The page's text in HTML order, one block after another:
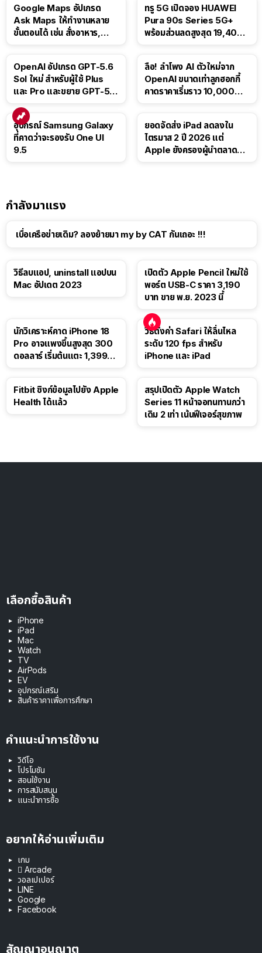
Google Maps อัปเกรด
Ask Maps ให้ทำงานหลาย
ขั้นตอนได้ เช่น สั่งอาหาร,
ทรู 5G เปิดจอง HUAWEI
Pura 90s Series 5G+
พร้อมส่วนลดสูงสุด 19,400
OpenAI อัปเกรด GPT-5.6
Sol ใหม่ สำหรับผู้ใช้ Plus
และ Pro และขยาย GPT-5.6
ลือ! ลำโพง AI ตัวใหม่จาก
OpenAI ขนาดเท่าลูกฮอกกี้
คาดราคาเริ่มราว 10,000
อุปกรณ์ Samsung Galaxy
ที่คาดว่าจะรองรับ One UI
9.5
ยอดจัดส่ง iPad ลดลงใน
ไตรมาส 2 ปี 2026 แต่
Apple ยังครองผู้นำตลาด
กำลังมาแรง
เบื่อเครือข่ายเดิม? ลองย้ายมา my by CAT กันเถอะ !!!
วิธีลบแอป, uninstall แอปบน
Mac อัปเดต 2023
เปิดตัว Apple Pencil ใหม่ใช้
พอร์ต USB-C ราคา 3,190
บาท ขาย พ.ย. 2023 นี้
นักวิเคราะห์คาด iPhone 18
Pro อาจแพงขึ้นสูงสุด 300
ดอลลาร์ เริ่มต้นแตะ 1,399
วิธีตั้งค่า Safari ให้ลื่นไหล
ระดับ 120 fps สำหรับ
iPhone และ iPad
Fitbit ซิงก์ข้อมูลไปยัง Apple
Health ได้แล้ว
สรุปเปิดตัว Apple Watch
Series 11 หน้าจอทนทานกว่า
เดิม 2 เท่า เน้นฟีเจอร์สุขภาพ
เลือกซื้อสินค้า
iPhone
iPad
Mac
Watch
TV
AirPods
EV
อุปกรณ์เสริม
สินค้าราคาเพื่อการศึกษา
คำแนะนำการใช้งาน
วิดีโอ
โปรโมชัน
สอนใช้งาน
การสนับสนุน
แนะนำการซื้อ
อยากให้อ่านเพิ่มเติม
เกม
 Arcade
วอลเปเปอร์
LINE
Google
Facebook
สัญญาอนุญาต